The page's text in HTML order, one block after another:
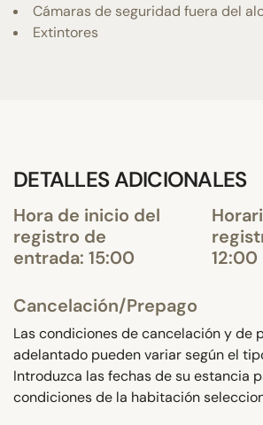
Cámaras de seguridad fuera del
Extintores
DETALLES ADICIONALES
Hora de inicio del
registro de
entrada: 15:00
12:00
Cancelación/Prepago
Las condiciones de cancelación y de
adelantado pueden variar según el
Introduzca las fechas de su estancia
condiciones de la habitación